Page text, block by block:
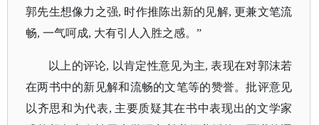
郭先生想像力之强, 时作推陈出新的见解, 更兼文笔流
畅, 一气呵成, 大有引人入胜之感。”
以上的评论, 以肯定性意见为主, 表现在对郭沫若
在两书中的新见解和流畅的文笔等的赞誉。批评意见
以齐思和为代表, 主要质疑其在书中表现出的文学家